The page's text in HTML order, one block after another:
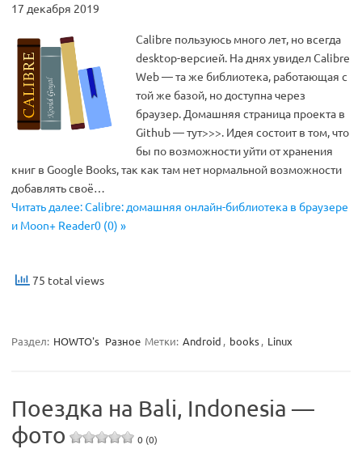
17 декабря 2019
Calibre пользуюсь много лет, но всегда
desktop-версией. На днях увидел Calibre
Web — та же библиотека, работающая с
той же базой, но доступна через
браузер. Домашняя страница проекта в
Github — тут>>>. Идея состоит в том, что
бы по возможности уйти от хранения
книг в Google Books, так как там нет нормальной возможности
добавлять своё…
Читать далее: Calibre: домашняя онлайн-библиотека в браузере
и Moon+ Reader0 (0) »
75 total views
Раздел: HOWTO's Разное Метки: Android , books, Linux
Поездка на Bali, Indonesia —
фото
0 (0)